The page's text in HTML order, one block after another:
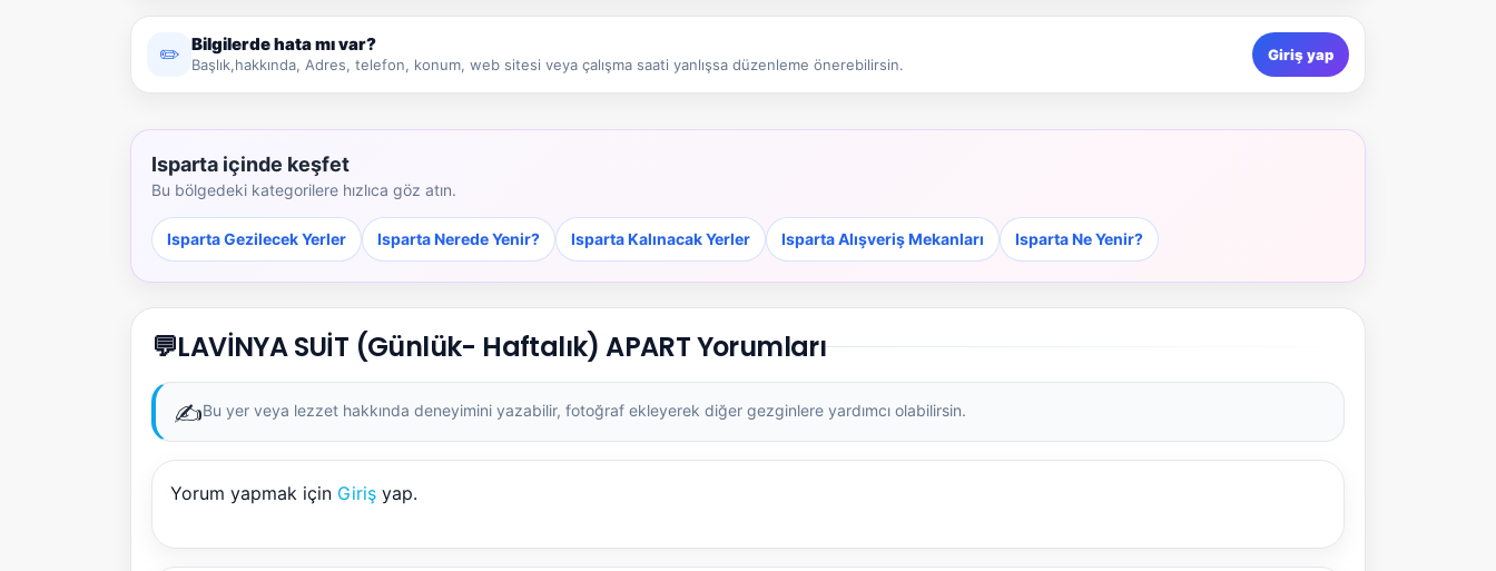
✏️ Bilgilerde hata mı var?
Başlık,hakkında, Adres, telefon, konum, web sitesi veya çalışma saati yanlışsa düzenleme önerebilirsin.
Giriş yap
Isparta içinde keşfet
Bu bölgedeki kategorilere hızlıca göz atın.
Isparta Gezilecek Yerler Isparta Nerede Yenir? Isparta Kalınacak Yerler Isparta Alışveriş Mekanları Isparta Ne Yenir?
💬LAVİNYA SUİT (Günlük- Haftalık) APART Yorumları
✍️Bu yer veya lezzet hakkında deneyimini yazabilir, fotoğraf ekleyerek diğer gezginlere yardımcı olabilirsin.
Yorum yapmak için Giriş yap.